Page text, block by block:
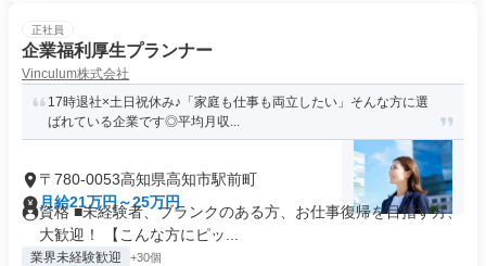
正社員
企業福利厚生プランナー
Vinculum株式会社
17時退社×土日祝休み♪「家庭も仕事も両立したい」そんな方に選
ばれている企業です◎平均月収...
〒780-0053高知県高知市駅前町
月給21万円～25万円
資格 ■未経験者、ブランクのある方、お仕事復帰を目指す方、
大歓迎！ 【こんな方にピッ...
業界未経験歓迎 +30個